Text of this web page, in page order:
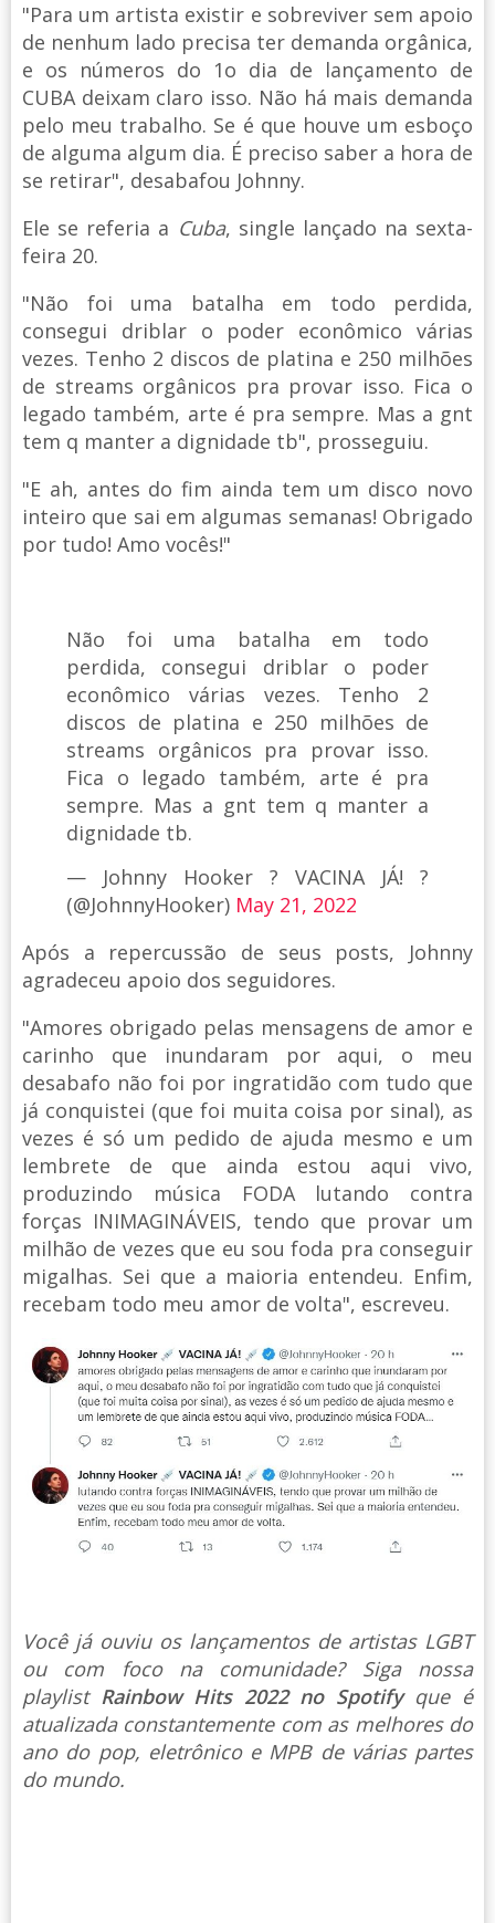
"Para um artista existir e sobreviver sem apoio
de nenhum lado precisa ter demanda orgânica,
e os números do 1o dia de lançamento de
CUBA deixam claro isso. Não há mais demanda
pelo meu trabalho. Se é que houve um esboço
de alguma algum dia. É preciso saber a hora de
se retirar", desabafou Johnny.
Ele se referia a Cuba, single lançado na sexta-
feira 20.
"Não foi uma batalha em todo perdida,
consegui driblar o poder econômico várias
vezes. Tenho 2 discos de platina e 250 milhões
de streams orgânicos pra provar isso. Fica o
legado também, arte é pra sempre. Mas a gnt
tem q manter a dignidade tb", prosseguiu.
"E ah, antes do fim ainda tem um disco novo
inteiro que sai em algumas semanas! Obrigado
por tudo! Amo vocês!"
Não foi uma batalha em todo
perdida, consegui driblar o poder
econômico várias vezes. Tenho 2
discos de platina e 250 milhões de
streams orgânicos pra provar isso.
Fica o legado também, arte é pra
sempre. Mas a gnt tem q manter a
dignidade tb.
— Johnny Hooker ? VACINA JÁ! ?
(@JohnnyHooker) May 21, 2022
Após a repercussão de seus posts, Johnny
agradeceu apoio dos seguidores.
"Amores obrigado pelas mensagens de amor e
carinho que inundaram por aqui, o meu
desabafo não foi por ingratidão com tudo que
já conquistei (que foi muita coisa por sinal), as
vezes é só um pedido de ajuda mesmo e um
lembrete de que ainda estou aqui vivo,
produzindo música FODA lutando contra
forças INIMAGINÁVEIS, tendo que provar um
milhão de vezes que eu sou foda pra conseguir
migalhas. Sei que a maioria entendeu. Enfim,
recebam todo meu amor de volta", escreveu.
Você já ouviu os lançamentos de artistas LGBT
ou com foco na comunidade? Siga nossa
playlist Rainbow Hits 2022 no Spotify que é
atualizada constantemente com as melhores do
ano do pop, eletrônico e MPB de várias partes
do mundo.